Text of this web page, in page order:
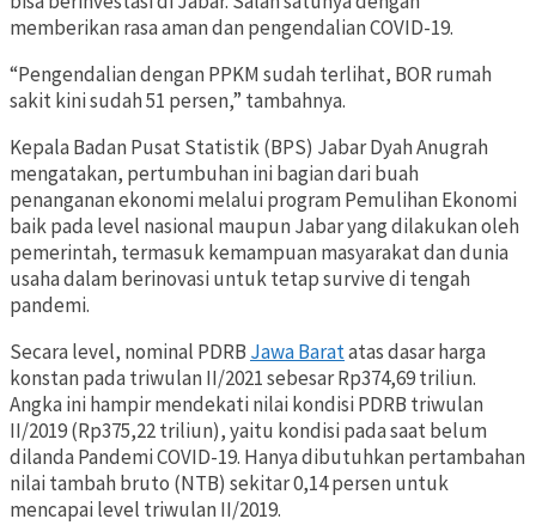
memberikan rasa aman dan pengendalian COVID-19.
“Pengendalian dengan PPKM sudah terlihat, BOR rumah
sakit kini sudah 51 persen,” tambahnya.
Kepala Badan Pusat Statistik (BPS) Jabar Dyah Anugrah
mengatakan, pertumbuhan ini bagian dari buah
penanganan ekonomi melalui program Pemulihan Ekonomi
baik pada level nasional maupun Jabar yang dilakukan oleh
pemerintah, termasuk kemampuan masyarakat dan dunia
usaha dalam berinovasi untuk tetap survive di tengah
pandemi.
Secara level, nominal PDRB Jawa Baratatas dasar harga
konstan pada triwulan II/2021 sebesar Rp374,69 triliun.
Angka ini hampir mendekati nilai kondisi PDRB triwulan
II/2019 (Rp375,22 triliun), yaitu kondisi pada saat belum
dilanda Pandemi COVID-19. Hanya dibutuhkan pertambahan
nilai tambah bruto (NTB) sekitar 0,14 persen untuk
mencapai level triwulan II/2019.